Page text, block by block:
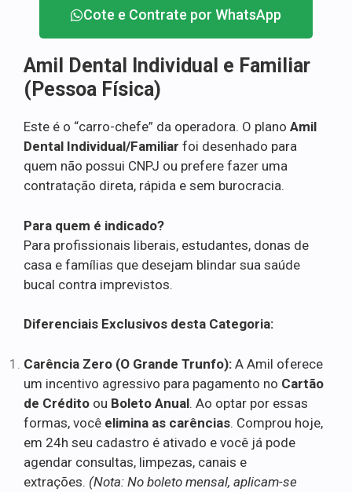
Cote e Contrate por WhatsApp
Amil Dental Individual e Familiar
(Pessoa Física)
Este é o “carro-chefe” da operadora. O plano Amil
Dental Individual/Familiar foi desenhado para
quem não possui CNPJ ou prefere fazer uma
contratação direta, rápida e sem burocracia.
Para quem é indicado?
Para profissionais liberais, estudantes, donas de
casa e famílias que desejam blindar sua saúde
bucal contra imprevistos.
Diferenciais Exclusivos desta Categoria:
Carência Zero (O Grande Trunfo): A Amil oferece
um incentivo agressivo para pagamento no Cartão
de Crédito ou Boleto Anual. Ao optar por essas
formas, você elimina as carências. Comprou hoje,
em 24h seu cadastro é ativado e você já pode
agendar consultas, limpezas, canais e
extrações. (Nota: No boleto mensal, aplicam-se